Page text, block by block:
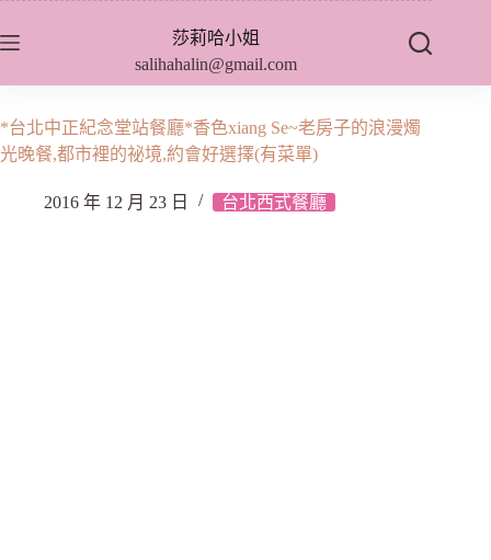
至
內
容
莎莉哈小姐
salihahalin@gmail.com
*台北中正紀念堂站餐廳*香色xiang Se~老房子的浪漫燭
光晚餐,都市裡的祕境,約會好選擇(有菜單)
2016 年 12 月 23 日 台北西式餐廳